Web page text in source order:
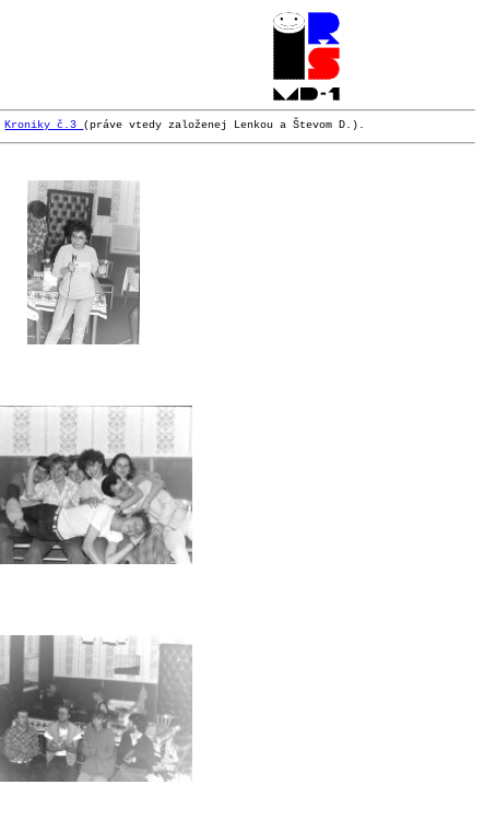
Kroniky č.3 (práve vtedy založenej Lenkou a Števom D.).